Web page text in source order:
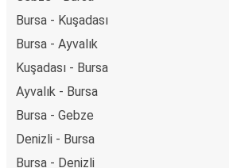
Bursa - Kuşadası
Bursa - Ayvalık
Kuşadası - Bursa
Ayvalık - Bursa
Bursa - Gebze
Denizli - Bursa
Bursa - Denizli